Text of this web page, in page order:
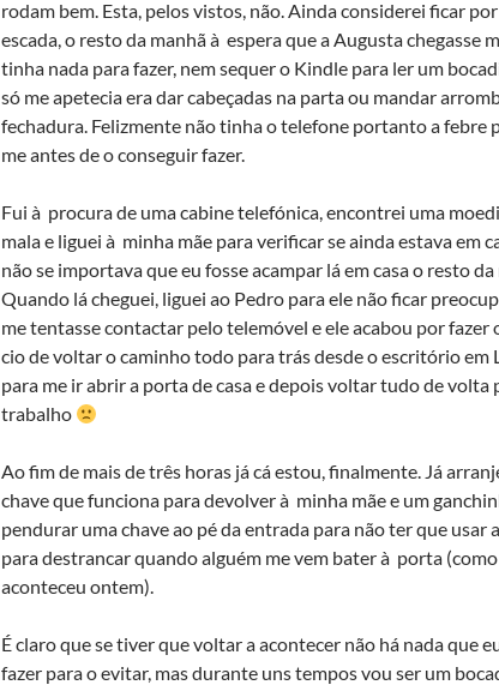
rodam bem. Esta, pelos vistos, não. Ainda considerei ficar
escada, o resto da manhã à espera que a Augusta chegasse
tinha nada para fazer, nem sequer o Kindle para ler um
só me apetecia era dar cabeçadas na parta ou mandar
fechadura. Felizmente não tinha o telefone portanto a febre
me antes de o conseguir fazer.
Fui à procura de uma cabine telefónica, encontrei uma
mala e liguei à minha mãe para verificar se ainda estava em
não se importava que eu fosse acampar lá em casa o resto da
Quando lá cheguei, liguei ao Pedro para ele não ficar
me tentasse contactar pelo telemóvel e ele acabou por fazer
cio de voltar o caminho todo para trás desde o escritório em
para me ir abrir a porta de casa e depois voltar tudo de volta
trabalho
Ao fim de mais de três horas já cá estou, finalmente. Já
chave que funciona para devolver à minha mãe e um
pendurar uma chave ao pé da entrada para não ter que usar
para destrancar quando alguém me vem bater à porta (como
aconteceu ontem).
É claro que se tiver que voltar a acontecer não há nada que
fazer para o evitar, mas durante uns tempos vou ser um